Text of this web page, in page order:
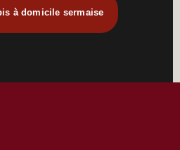
à domicile sermaise